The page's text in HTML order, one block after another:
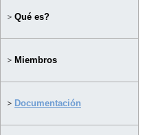
Qué es?
Miembros
Documentación